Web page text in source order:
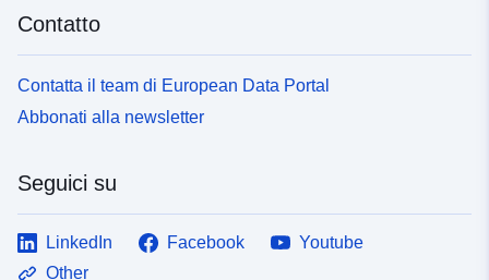
Contatto
Contatta il team di European Data Portal
Abbonati alla newsletter
Seguici su
LinkedIn Facebook
Youtube
Other